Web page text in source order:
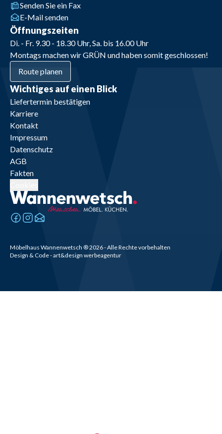
Senden Sie ein Fax
E-Mail senden
Öffnungszeiten
Di. - Fr. 9.30 - 18.30 Uhr, Sa. bis 16.00 Uhr
Montags machen wir GRÜN und haben somit geschlossen!
Route planen
Wichtiges auf einen Blick
Liefertermin bestätigen
Karriere
Kontakt
Impressum
Datenschutz
AGB
Fakten
Möbelhaus Wannenwetsch ®2026- Alle Rechte vorbehalten
Design & Code - art&design werbeagentur